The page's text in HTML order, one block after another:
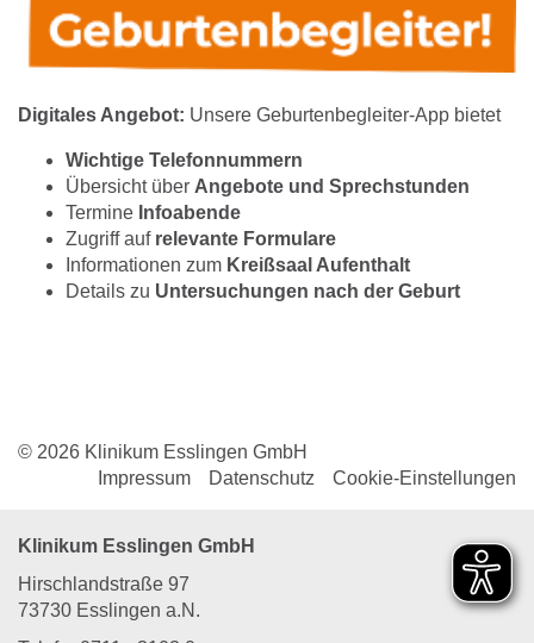
Digitales Angebot: Unsere Geburtenbegleiter-App bietet
Wichtige Telefonnummern
Übersicht über Angebote und Sprechstunden
Termine Infoabende
Zugriff auf relevante Formulare
Informationen zum Kreißsaal Aufenthalt
Details zu Untersuchungen nach der Geburt
© 2026 Klinikum Esslingen GmbH
Impressum
Datenschutz Cookie-Einstellungen
Klinikum Esslingen GmbH
Hirschlandstraße 97
73730 Esslingen a.N.